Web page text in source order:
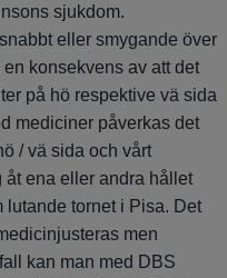
sjukdom.
eller smygande över
konsekvens av att det
på hö respektive vä sida
mediciner påverkas det
/ vä sida och vårt
åt ena eller andra hållet
lutande tornet i Pisa. Det
men
kan man med DBS